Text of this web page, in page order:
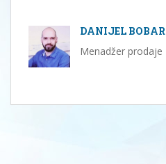
DANIJEL BOBAR
Menadžer prodaje